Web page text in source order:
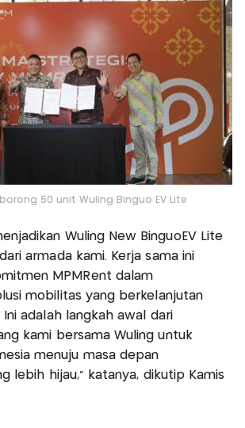
borong 50 unit Wuling Binguo EV Lite
Wuling New BinguoEV Lite
armada kami. Kerja sama ini
MPMRent dalam
mobilitas yang berkelanjutan
Ini adalah langkah awal dari
kami bersama Wuling untuk
menuju masa depan
lebih hijau,” katanya, dikutip Kamis